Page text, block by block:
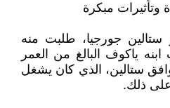
وتأثيرات مبكرة
زار ستالين جورجيا، طلبت منه
ياكوف البالغ من العمر
ستالين، الذي كان يشغل
على ذلك.